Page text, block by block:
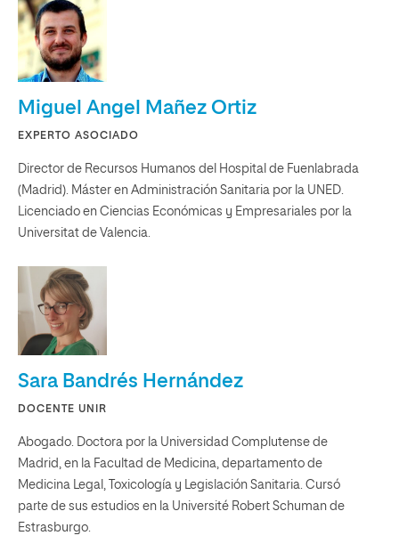
Miguel Angel Mañez Ortiz
EXPERTO ASOCIADO
Director de Recursos Humanos del Hospital de Fuenlabrada
(Madrid). Máster en Administración Sanitaria por la UNED.
Licenciado en Ciencias Económicas y Empresariales por la
Universitat de Valencia.
Sara Bandrés Hernández
DOCENTE UNIR
Abogado. Doctora por la Universidad Complutense de
Madrid, en la Facultad de Medicina, departamento de
Medicina Legal, Toxicología y Legislación Sanitaria. Cursó
parte de sus estudios en la Université Robert Schuman de
Estrasburgo.